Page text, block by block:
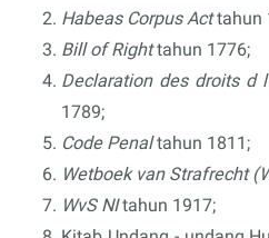
Habeas Corpus Acttahun
Bill of Righttahun 1776;
Declaration des droits d
1789;
Code Penaltahun 1811;
Wetboek van Strafrecht
WvS NItahun 1917;